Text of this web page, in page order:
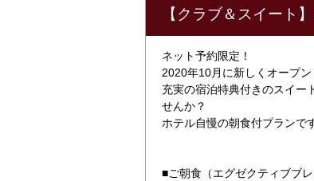
【クラブ＆スイート
ネット予約限定！
2020年10月に新しくオープ
充実の宿泊特典付きのスイー
せんか？
ホテル自慢の朝食付プランで
■ご朝食（エグゼクティブブレ